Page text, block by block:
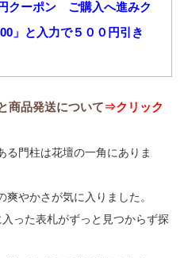
クーポン ご購入へ進みク
」と入力で５００円引き
商品発送について⇒クリック
る門柱は花壇の一角にありま
やかさが気に入りました。
った表札がずっと見つからず探